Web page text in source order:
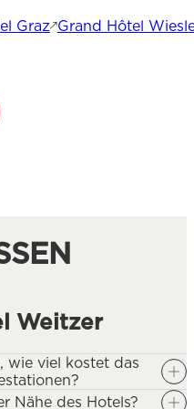
Graz Grand Hôtel
Weitzer
wie viel kostet das
Nähe des Hotels?